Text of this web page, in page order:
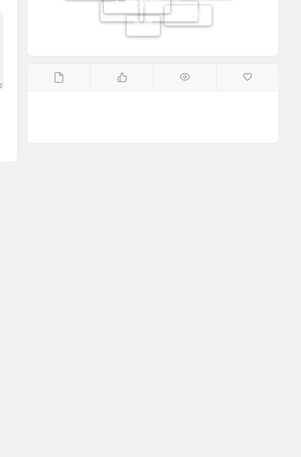
网吧无盘
过滤王
易乐游
网吧